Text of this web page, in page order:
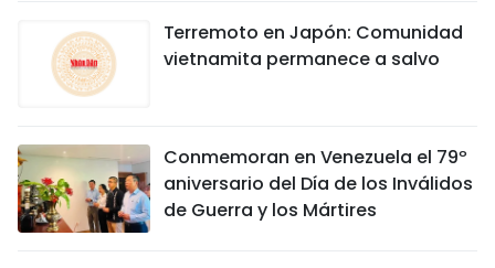
Terremoto en Japón: Comunidad
vietnamita permanece a salvo
Conmemoran en Venezuela el 79º
aniversario del Día de los Inválidos
de Guerra y los Mártires